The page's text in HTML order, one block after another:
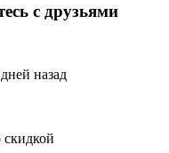
с друзьями
назад